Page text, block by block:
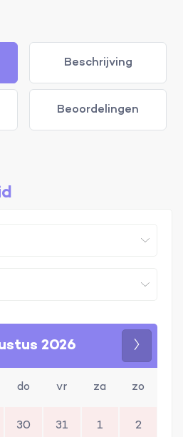
Beschrijving
Beoordelingen
2026
do vr za zo
30 31 1 2